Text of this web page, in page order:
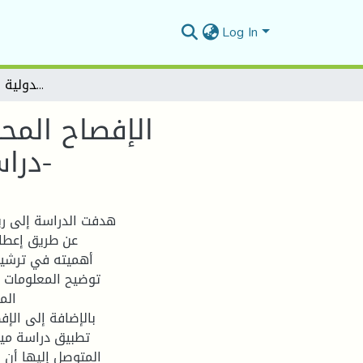
Log In
الإفصاح المحاسبي في ضوء المعايير الدولية لإعداد التقارير المالية (IAS/IFRS) -دراسة حالة مؤسسة مطاحن الحضنة المسيلة-
الإفصاح
(IAS/IFRS) -دراسة حالة مؤسسة مطاحن الحضنة المسيلة-
هدفت الدراسة إلى
عن طريق
أهميته في
توضيح
تطبيق دراسة
المتوصل إليها